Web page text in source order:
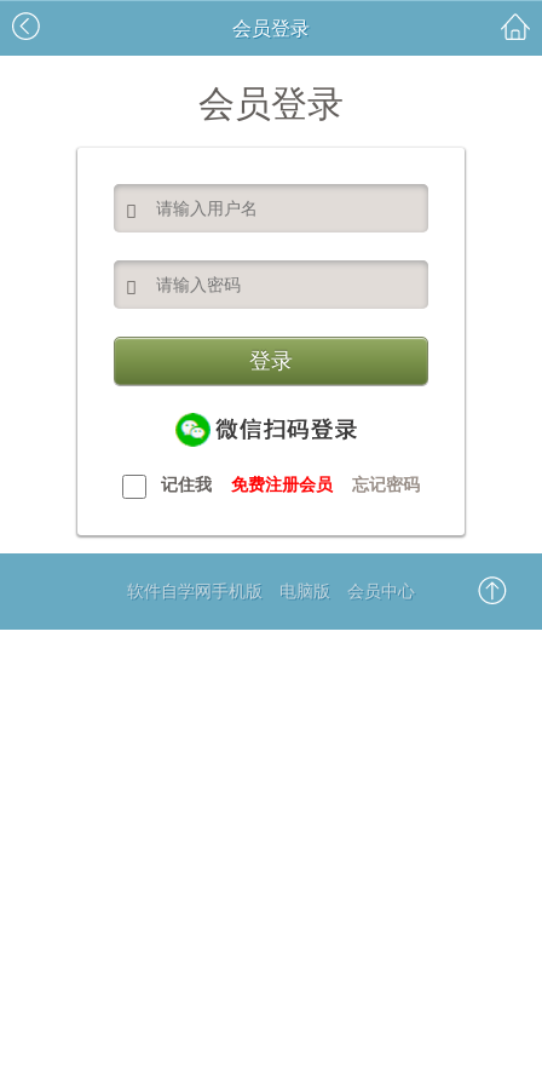
会员登录
会员登录


记住我 免费注册会员 忘记密码
软件自学网手机版 电脑版 会员中心